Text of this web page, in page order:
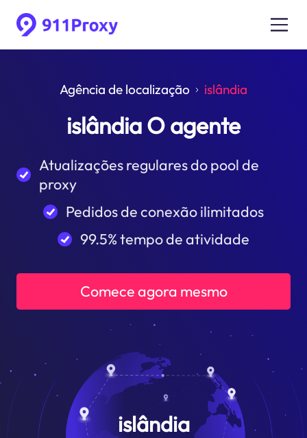
Agência de localização islândia
islândia O agente
Atualizações regulares do pool de
proxy
Pedidos de conexão ilimitados
99.5% tempo de atividade
Comece agora mesmo
islândia